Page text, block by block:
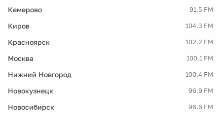
Кемерово 91.5 FM
Киров 104.3 FM
Красноярск 102.2 FM
Москва 100.1 FM
Нижний Новгород 100.4 FM
Новокузнецк 96.9 FM
Новосибирск 96.6 FM